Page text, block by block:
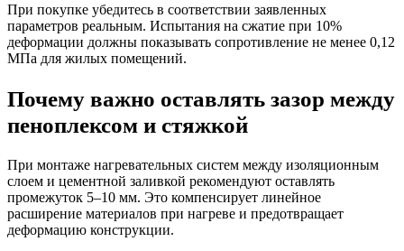
При покупке убедитесь в соответствии заявленных
параметров реальным. Испытания на сжатие при 10%
деформации должны показывать сопротивление не менее 0,12
МПа для жилых помещений.
Почему важно оставлять зазор между
пеноплексом и стяжкой
При монтаже нагревательных систем между изоляционным
слоем и цементной заливкой рекомендуют оставлять
промежуток 5–10 мм. Это компенсирует линейное
расширение материалов при нагреве и предотвращает
деформацию конструкции.